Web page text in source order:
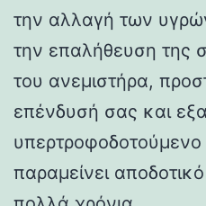
την αλλαγή των
την επαλήθευση της
του ανεμιστήρα,
επένδυσή σας και
παραμείνει